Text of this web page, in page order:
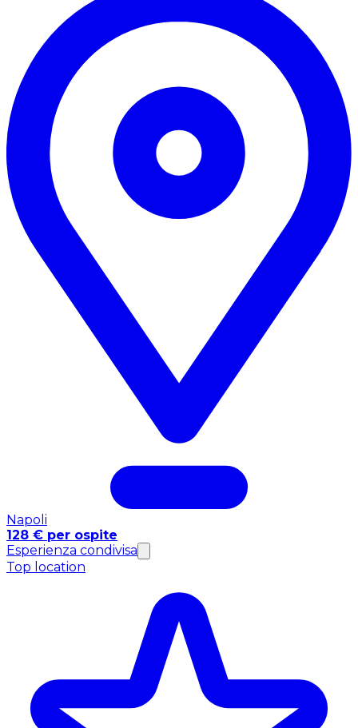
Napoli
128 € per ospite
Esperienza condivisa
Top location